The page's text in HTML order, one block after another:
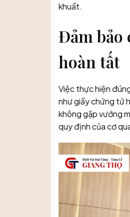
khuất.
Đảm bảo
hoàn tất
Việc thực hiện
như giấy chứng tử
không gặp vướng
quy định của cơ